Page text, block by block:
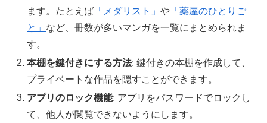
ます。たとえば 「メダリスト」や 「薬屋のひとりご
と」 など、冊数が多いマンガを一覧にまとめられま
す。
本棚を鍵付きにする方法: 鍵付きの本棚を作成して、
プライベートな作品を隠すことができます。
アプリのロック機能: アプリをパスワードでロックし
て、他人が閲覧できないようにします。